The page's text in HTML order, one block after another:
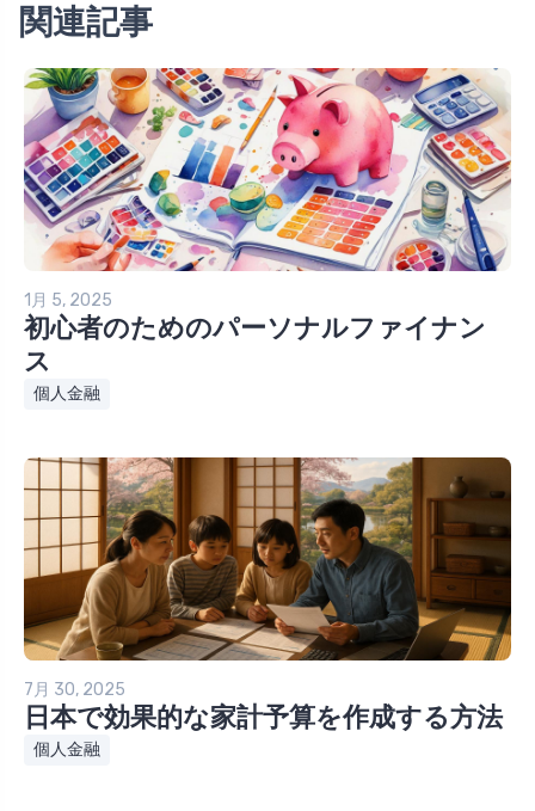
関連記事
1月 5, 2025
初心者のためのパーソナルファイナン
ス
個人金融
7月 30, 2025
日本で効果的な家計予算を作成する方法
個人金融